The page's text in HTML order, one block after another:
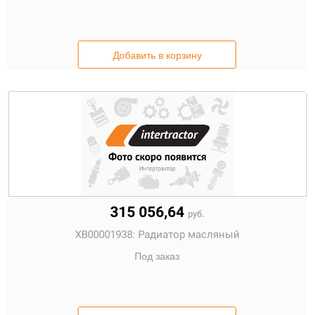
Добавить в корзину
315 056,64 руб.
XB00001938: Радиатор масляный
Под заказ